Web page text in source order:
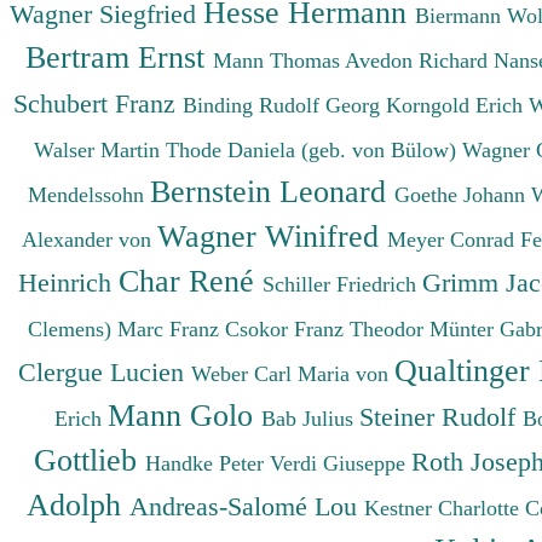
Wagner Siegfried Hesse Hermann Biermann
Bertram Ernst Mann Thomas Avedon Richard
Schubert Franz Binding Rudolf Georg Korngold Erich
Walser Martin Thode Daniela (geb. von Bülow) Wagner
Mendelssohn Bernstein Leonard Goethe Johann
Alexander von Wagner Winifred Meyer Conrad
Heinrich Char René Schiller Friedrich Grimm
Clemens) Marc Franz Csokor Franz Theodor Münter
Clergue Lucien Weber Carl Maria von
Erich Mann Golo Bab Julius Steiner Rudolf
Gottlieb Handke Peter Verdi Giuseppe Roth
Adolph Andreas-Salomé Lou Kestner Charlotte